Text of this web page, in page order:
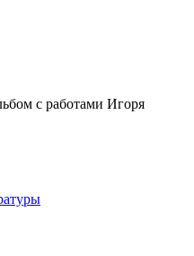
с работами Игоря